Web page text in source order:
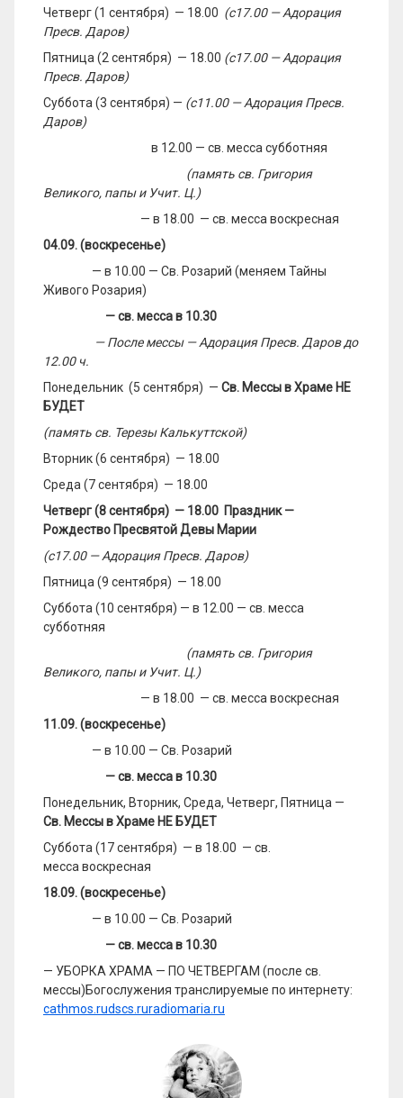
Четверг (1 сентября) — 18.00 (с17.00 — Адорация
Пресв. Даров)
Пятница (2 сентября) — 18.00 (с17.00 — Адорация
Пресв. Даров)
Суббота (3 сентября) — (с11.00 — АдорацияПресв.
Даров)
в 12.00 — св. месса субботняя
(память св. Григория
Великого, папы и Учит. Ц.)
— в 18.00 — св. месса воскресная
04.09. (воскресенье)
— в 10.00 — Св. Розарий (меняем Тайны
Живого Розария)
— св. месса в 10.30
— После мессы — АдорацияПресв. Даровдо
12.00 ч.
Понедельник (5 сентября) — Св. Мессы в Храме НЕ
БУДЕТ
(память св. Терезы Калькуттской)
Вторник (6 сентября) — 18.00
Среда (7 сентября) — 18.00
Четверг (8 сентября) — 18.00 Праздник —
Рождество Пресвятой Девы Марии
(с17.00 — АдорацияПресв. Даров)
Пятница (9 сентября) — 18.00
Суббота (10 сентября) — в 12.00 — св. месса
субботняя
(память св. Григория
Великого, папы и Учит. Ц.)
— в 18.00 — св. месса воскресная
11 .09. (воскресенье)
— в 10.00 — Св. Розарий
— св. месса в 10.30
Понедельник, Вторник, Среда, Четверг, Пятница —
Св. Мессы в Храме НЕ БУДЕТ
Суббота (17 сентября) — в 18.00 — св.
месса воскресная
18.09. (воскресенье)
— в 10.00 — Св. Розарий
— св. месса в 10.30
— УБОРКА ХРАМА — ПО ЧЕТВЕРГАМ (после св.
мессы)Богослужения транслируемые по интернету:
cathmos.rudscs.ruradiomaria.ru